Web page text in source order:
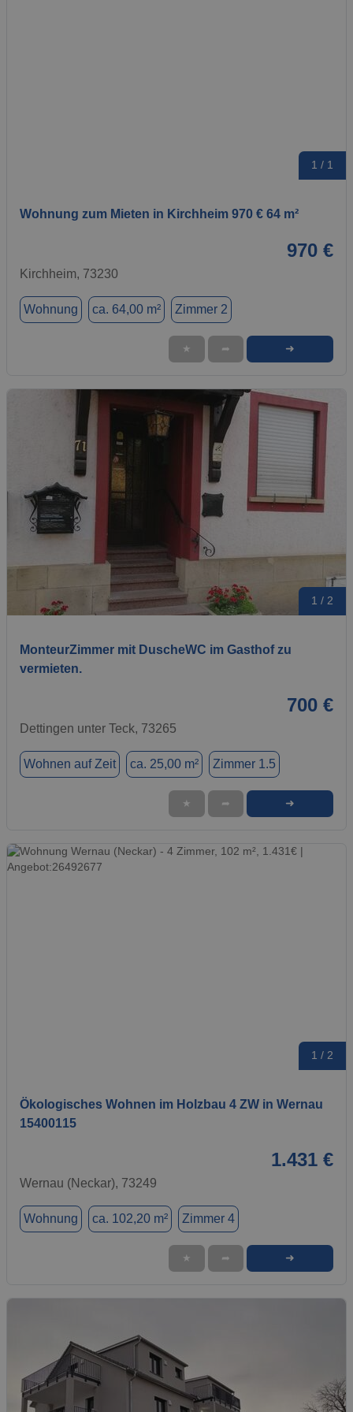
1 / 1
Wohnung zum Mieten in Kirchheim 970 € 64 m²
970 €
Kirchheim, 73230
Wohnung ca. 64,00 m² Zimmer 2
★ ➦ ➜
1 / 2
MonteurZimmer mit DuscheWC im Gasthof zu
vermieten.
700 €
Dettingen unter Teck, 73265
Wohnen auf Zeit ca. 25,00 m² Zimmer 1.5
★ ➦ ➜
1 / 2
Ökologisches Wohnen im Holzbau 4 ZW in Wernau
15400115
1.431 €
Wernau (Neckar), 73249
Wohnung ca. 102,20 m² Zimmer 4
★ ➦ ➜